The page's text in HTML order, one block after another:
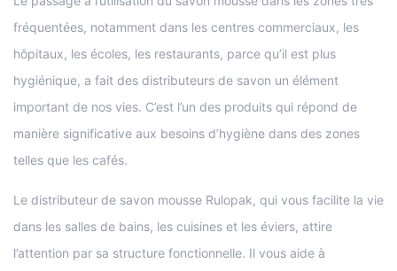
fréquentées, notamment dans les centres commerciaux, les
hôpitaux, les écoles, les restaurants, parce qu’il est plus
hygiénique, a fait des distributeurs de savon un élément
important de nos vies. C’est l’un des produits qui répond de
manière significative aux besoins d’hygiène dans des zones
telles que les cafés.
Le distributeur de savon mousse Rulopak, qui vous facilite la vie
dans les salles de bains, les cuisines et les éviers, attire
l’attention par sa structure fonctionnelle. Il vous aide à